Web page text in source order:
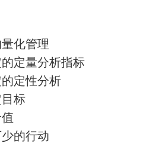
化管理
定量分析指标
定性分析
标
的行动